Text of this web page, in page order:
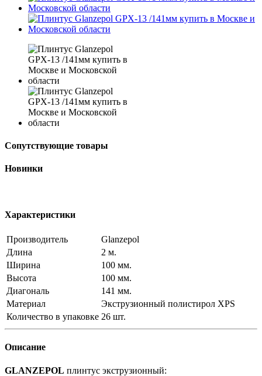
Сопутствующие товары
Новинки
Характеристики
Производитель
Glanzepol
Длина
2 м.
Ширина
100 мм.
Высота
100 мм.
Диагональ
141 мм.
Материал
Экструзионный полистирол XPS
Количество в упаковке 26 шт.
Описание
GLANZEPOL плинтус экструзионный: